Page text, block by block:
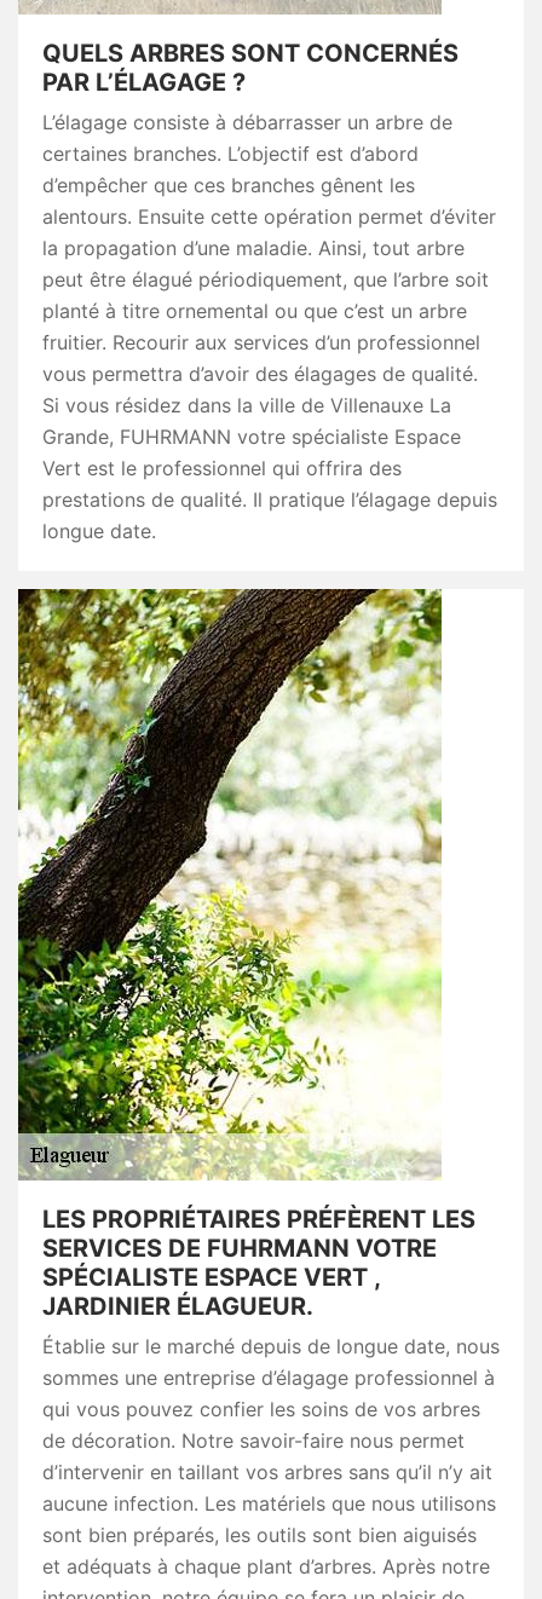
QUELS ARBRES SONT CONCERNÉS
PAR L’ÉLAGAGE ?
L’élagage consiste à débarrasser un arbre de
certaines branches. L’objectif est d’abord
d’empêcher que ces branches gênent les
alentours. Ensuite cette opération permet d’éviter
la propagation d’une maladie. Ainsi, tout arbre
peut être élagué périodiquement, que l’arbre soit
planté à titre ornemental ou que c’est un arbre
fruitier. Recourir aux services d’un professionnel
vous permettra d’avoir des élagages de qualité.
Si vous résidez dans la ville de Villenauxe La
Grande, FUHRMANN votre spécialiste Espace
Vert est le professionnel qui offrira des
prestations de qualité. Il pratique l’élagage depuis
longue date.
LES PROPRIÉTAIRES PRÉFÈRENT LES
SERVICES DE FUHRMANN VOTRE
SPÉCIALISTE ESPACE VERT ,
JARDINIER ÉLAGUEUR.
Établie sur le marché depuis de longue date, nous
sommes une entreprise d’élagage professionnel à
qui vous pouvez confier les soins de vos arbres
de décoration. Notre savoir-faire nous permet
d’intervenir en taillant vos arbres sans qu’il n’y ait
aucune infection. Les matériels que nous utilisons
sont bien préparés, les outils sont bien aiguisés
et adéquats à chaque plant d’arbres. Après notre